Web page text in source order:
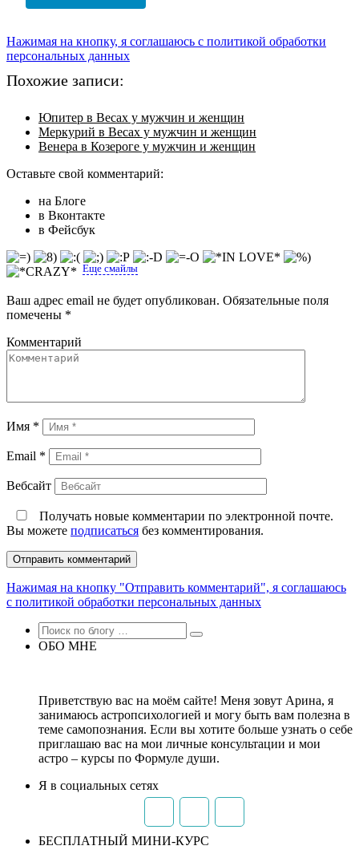
Нажимая на кнопку, я соглашаюсь с политикой обработки
персональных данных
Похожие записи:
Юпитер в Весах у мужчин и женщин
Меркурий в Весах у мужчин и женщин
Венера в Козероге у мужчин и женщин
Оставьте свой комментарий:
на Блоге
в Вконтакте
в Фейсбук
Еще смайлы
Ваш адрес email не будет опубликован. Обязательные поля
помечены *
Комментарий
Имя *
Email *
Вебсайт
Получать новые комментарии по электронной почте.
Вы можете подписаться без комментирования.
Нажимая на кнопку "Отправить комментарий", я соглашаюсь
с политикой обработки персональных данных
ОБО МНЕ
Приветствую вас на моём сайте! Меня зовут Арина, я
занимаюсь астропсихологией и могу быть вам полезна в
теме самопознания. Если вы хотите больше узнать о себе
приглашаю вас на мои личные консультации и мои
астро – курсы по Формуле души.
Я в социальных сетях
БЕСПЛАТНЫЙ МИНИ-КУРС